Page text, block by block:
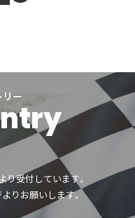
ー
り受付しています。
りお願いします。